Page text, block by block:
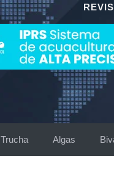
Trucha Algas